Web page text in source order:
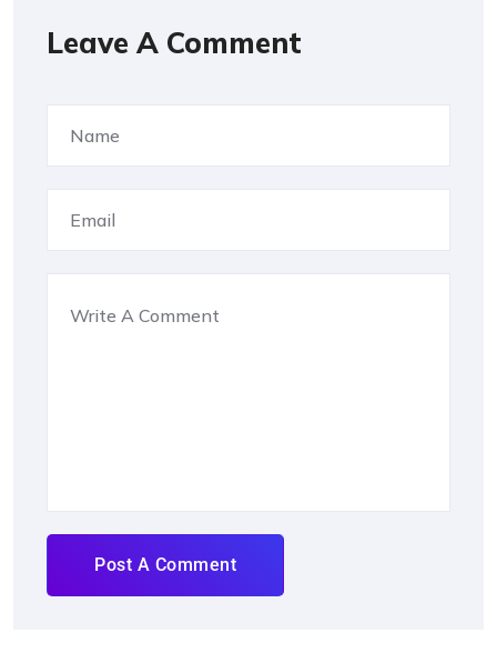
Leave A Comment
Post A Comment